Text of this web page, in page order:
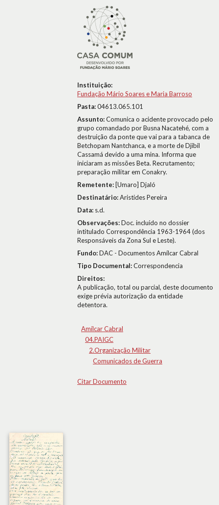
Instituição:
Fundação Mário Soares e Maria Barroso
Pasta:04613.065.101
Assunto:Comunica o acidente provocado pelo
grupo comandado por Busna Nacatehé, com a
destruição da ponte que vai para a tabanca de
Betchopam Nantchanca, e a morte de Djibil
Cassamá devido a uma mina. Informa que
iniciaram as missões Beta. Recrutamento;
preparação militar em Conakry.
Remetente: [Umaro] Djaló
Destinatário:Aristides Pereira
Data: s.d.
Observações:Doc. incluído no dossier
intitulado Correspondência 1963-1964 (dos
Responsáveis da Zona Sul e Leste).
Fundo:DAC - Documentos Amílcar Cabral
Tipo Documental:Correspondencia
Direitos:
A publicação, total ou parcial, deste documento
exige prévia autorização da entidade
detentora.
Amílcar Cabral
04.PAIGC
2.Organização Militar
Comunicados de Guerra
Citar Documento